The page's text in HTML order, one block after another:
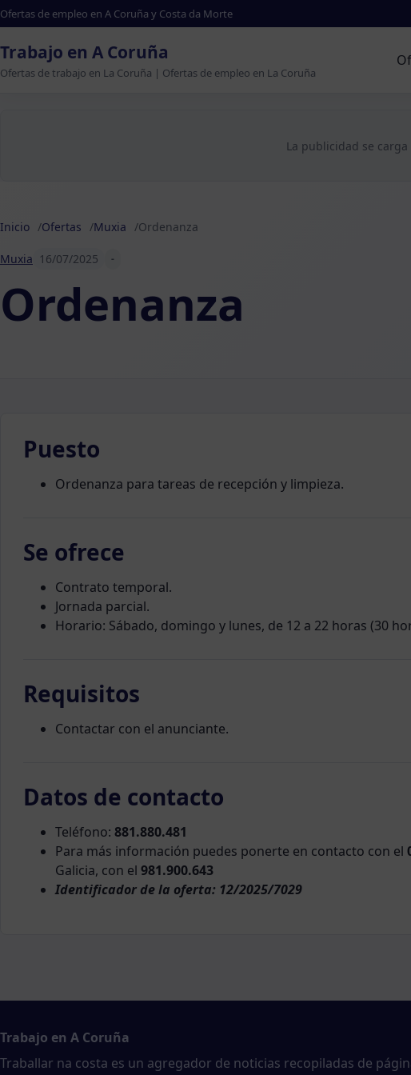
Ofertas de empleo en A Coruña y Costa da Morte
Trabajo en A Coruña
Ofertas de trabajo en La Coruña | Ofertas de empleo en La Coruña
La publicidad se
Inicio Ofertas Muxia Ordenanza
Muxia 16/07/2025 -
Ordenanza
Puesto
Ordenanza para tareas de recepción y limpieza.
Se ofrece
Contrato temporal.
Jornada parcial.
Horario: Sábado, domingo y lunes, de 12 a 22 horas (30
Requisitos
Contactar con el anunciante.
Datos de contacto
Teléfono: 881.880.481
Para más información puedes ponerte en contacto con el
Galicia, con el 981.900.643
Identificador de la oferta: 12/2025/7029
Trabajo en A Coruña
Traballar na costa es un agregador de noticias recopiladas de